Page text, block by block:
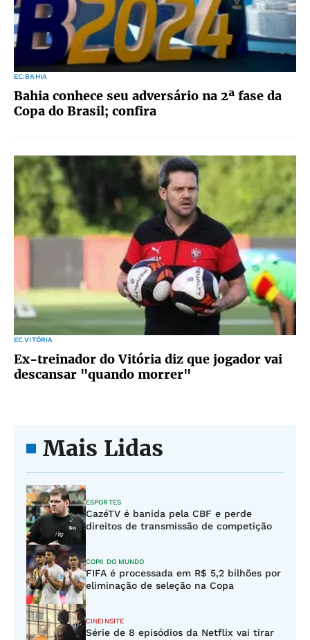
EC.BAHIA
Bahia conhece seu adversário na 2ª fase da
Copa do Brasil; confira
EC.VITÓRIA
Ex-treinador do Vitória diz que jogador vai
descansar "quando morrer"
Mais Lidas
ESPORTES
CazéTV é banida pela CBF e perde
direitos de transmissão de competição
COPA DO MUNDO
FIFA é processada em R$ 5,2 bilhões por
eliminação de seleção na Copa
CINEINSITE
Série de 8 episódios da Netflix vai tirar